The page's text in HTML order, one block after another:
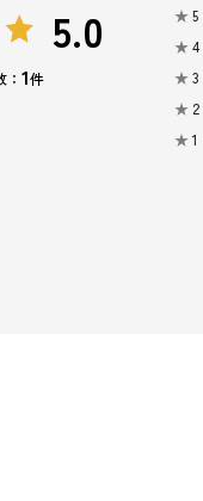
5.0
1件
★ 5
★ 4
★ 3
★ 2
★ 1